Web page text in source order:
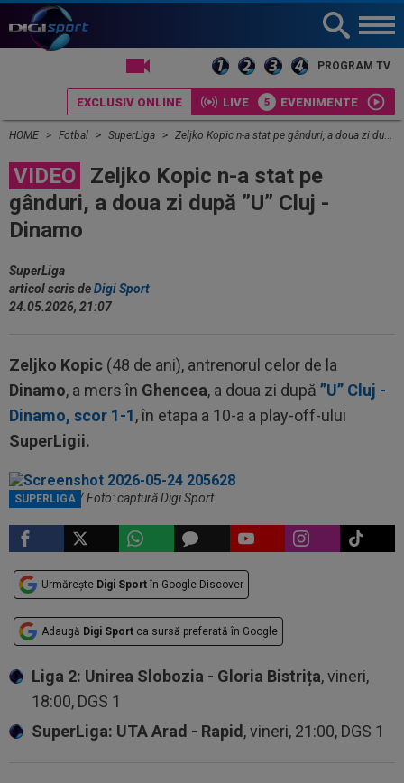
PROGRAM TV
EXCLUSIV ONLINE LIVE EVENIMENTE
HOME Fotbal SuperLiga Zeljko Kopic n-a stat pe gânduri, a doua zi după ”U” Cluj - Dinamo
VIDEO
Zeljko Kopic n-a stat pe
gânduri, a doua zi după ”U” Cluj -
Dinamo
SuperLiga
articol scris deDigi Sport
24.05.2026, 21:07
Zeljko Kopic (48 de ani), antrenorul celor de la
Dinamo, a mers în Ghencea, a doua zi după ”U” Cluj -
Dinamo, scor 1-1, în etapa a 10-a a play-off-ului
SuperLigii.
SUPERLIGA
Zeljko Kopic / Foto: captură Digi Sport
Urmărește Digi Sport în Google Discover
Adaugă Digi Sport ca sursă preferată în Google
Liga 2: Unirea Slobozia - Gloria Bistrița, vineri,
18:00, DGS 1
SuperLiga: UTA Arad - Rapid , vineri, 21:00, DGS 1